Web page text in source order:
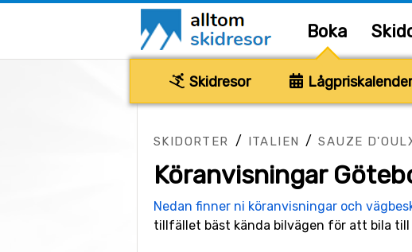
Boka
Skidresor
SKIDORTER / ITALIEN /SAUZE
Köranvisningar
Nedan finner ni köranvisningar och
tillfället bäst kända bilvägen för att bila till